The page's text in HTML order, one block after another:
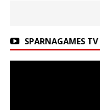
SPARNAGAMES TV